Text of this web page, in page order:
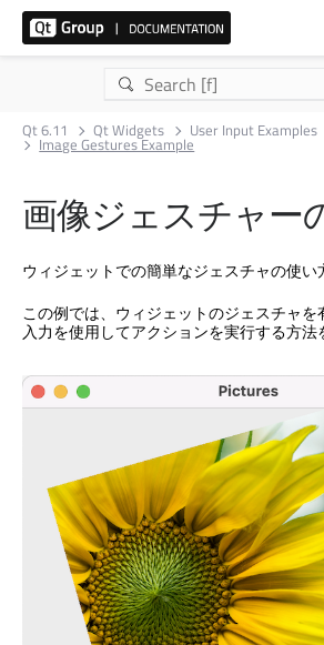
Qt 6.11 Qt Widgets User Input Examples
Image Gestures Example
画像ジェスチャー
ウィジェットでの簡単なジェスチャの使い
この例では、ウィジェットのジェスチャを
入力を使用してアクションを実行する方法